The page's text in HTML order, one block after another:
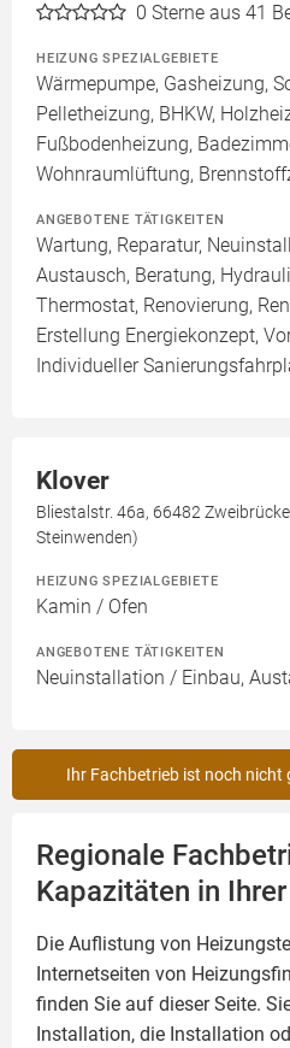
0 Sterne aus 41
HEIZUNG SPEZIALGEBIETE
Wärmepumpe, Gasheizung,
Pelletheizung, BHKW,
Fußbodenheizung,
Wohnraumlüftung,
ANGEBOTENE TÄTIGKEITEN
Wartung, Reparatur,
Austausch, Beratung,
Thermostat, Renovierung,
Erstellung Energiekonzept,
Individueller
Klover
Bliestalstr. 46a, 66482
Steinwenden)
HEIZUNG SPEZIALGEBIETE
Kamin / Ofen
ANGEBOTENE TÄTIGKEITEN
Neuinstallation / Einbau,
Ihr Fachbetrieb ist noch nicht
Regionale
Kapazitäten in
Die Auflistung von
Internetseiten von
finden Sie auf dieser Seite.
Installation, die Installation